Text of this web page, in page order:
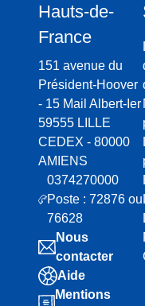
Hauts-de-
France
151 avenue du
Président-Hoover
- 15 Mail Albert-Ier
59555 LILLE
CEDEX - 80000
AMIENS
0374270000
Poste : 72876 ou
76628
Nous
contacter
Aide
Mentions